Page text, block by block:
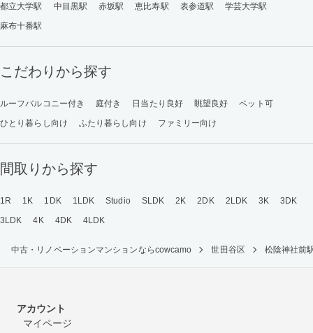
都立大学駅
中目黒駅 赤坂駅 恵比寿駅 表参道駅
学芸大学駅
麻布十番駅
こだわりから探す
ルーフバルコニー付き 庭付き 日当たり良好 眺望良好
ペット可
ひとり暮らし向け
ふたり暮らし向け ファミリー向け
間取りから探す
1R 1K 1DK 1LDK Studio SLDK 2K 2DK 2LDK 3K
3DK
3LDK
4K 4DK 4LDK
中古・リノベーションマンションならcowcamo 世田谷区 松陰神社前
アカウント
マイページ